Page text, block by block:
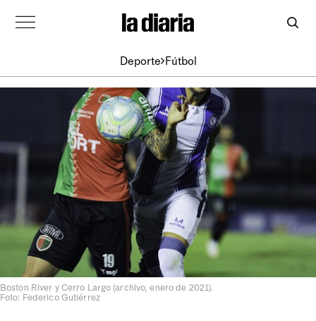
Deporte Fútbol
Boston River y Cerro Largo (archivo, enero de 2021).
Foto: Federico Gutiérrez